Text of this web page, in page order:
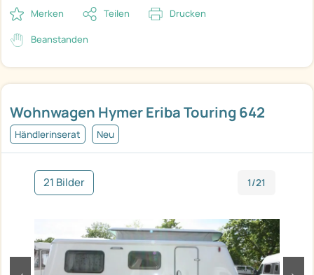
Wohnwagen Hymer Eriba Touring 642
Händlerinserat Neu
21 Bilder 1/21
Merken Teilen Drucken
Beanstanden